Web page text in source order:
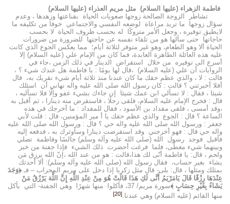
فاطمة الزهراء (عليها السلام) مثل مريم العذراء (عليها السلام)
تشاطر الزوجة الصالحة زوجها صعوبات الحياة بقناعتها وزهدها ، وعدم
سؤال زوجها ما تريد مراعاة لوضعه النفسي والاجتماعي خوفا من تكليفه ما
لايطيق توفيره ، وجعل الأمر متروكًا له بحسب ظروف الحياة لا بحسب
حاجاتها حتى سألها هو من تلقاء نفسه عن حاجتها للضرورة من ضرورات
الحياة ألا وهو الطعام، وهو غير متوفر لثلاثة أيام؛ مما يعكس الجوع الذي كانت
عليه هذه العائلة الطاهرة العابدة، فما كان من الإمام علي (عليه السلام) إلا
أسرع الى توفيره من خلال استقراض الدينار في ذلك الزمن ،جاء في
الروايات أن علي (عليه السلام) ،قال لها يومًا : يا فاطمة هل عندك شيء ؟ ،
قالت : لا ، والذي عظم حقك ما كان عندنا منذ ثلاثة أيام شيء نقريك به، قال
أفلا أخبرتني ؟ قالت : كان رسول الله صلى الله عليه واله نهاني أن اسئلك
شيئا ، فقال : لا تسألي ابن عمك شيئا إن جاءك بشيء عفو وإلّا فلا تسأليه ،
قال : فخرج الإمام عليه السلام، فلقى رجلًا ، فاستقرض منه دينارا ، ثم أقبل به
،وقد أمسى ، فلقى مقداد بن الأسود ، فقال للمقداد : ما أخرجك في هذه
الساعة ؟ قال : الجوع والذي عظم حقك يا أ مير المؤمنين، قال : قلت لأبي
جعفر : ورسول الله صلى الله عليه واله حي ؟ قال : ورسول الله صلى الله عليه
واله حي قال : فهو أخرجني وقد استقرضت دينارا وسأوثرك به ، فدفعه إليه
فأقبل فوجد رسول الله (صلى الله عليه وآله وسلم) جالسًا وفاطمة تصلي
وبينهما شيء مغطّى، فلما فرغت أحضرت ذلك الشيء فإذا جفنة من خبز
ولحم ، قال: يا فاطمة أنّى لك هذا،قالت : هو من عند الله ،إنّ الله يرزق مَن
يشاء بغير حساب، فقال رسول الله (صلى الله عليه وآله وسلم): ألا أحدثك
بمثلك ومثلها ، قال: بلى- قال مثل زكريا إذا دخل على مريم المحراب – فـ ﴿وَجَدَ
عِنْدَهَا رِزْقًا قَالَ يَامَرْيَمُ أَنَّى لَكِ هَذَا قَالَتْ هُوَ مِنْ عِنْدِ اللَّهِ إِنَّ اللَّهَ يَرْزُقُ مَنْ
يَشَاءُ بِغَيْرِ حِسَابٍ ﴾
سورة مريم/ 37، فأكلوا منها شهرًا وهي الجفنة- التي يأكل
منها القائم (عليه السلام) وهي عندنا.[20]